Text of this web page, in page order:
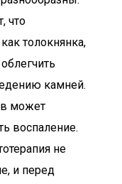
что
толокнянка,
камней.
может
воспаление.
не
и перед